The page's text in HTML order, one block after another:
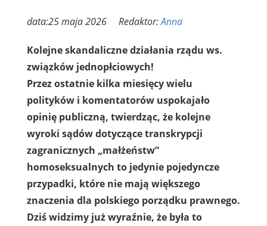
data:25 maja 2026 Redaktor:Anna
Kolejne skandaliczne działania rządu ws.
związków jednopłciowych!
Przez ostatnie kilka miesięcy wielu
polityków i komentatorów uspokajało
opinię publiczną, twierdząc, że kolejne
wyroki sądów dotyczące transkrypcji
zagranicznych „małżeństw”
homoseksualnych to jedynie pojedyncze
przypadki, które nie mają większego
znaczenia dla polskiego porządku prawnego.
Dziś widzimy już wyraźnie, że była to